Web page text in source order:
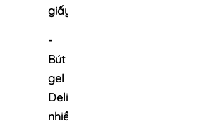
giấy.
-
Bút
gel
Deli,
nhiều